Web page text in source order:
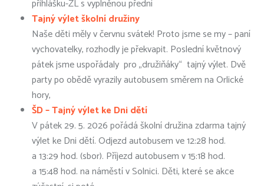
přihlášku-ZL s vyplněnou přední
Tajný výlet školní družiny
Naše děti měly v červnu svátek! Proto jsme se my – paní
vychovatelky, rozhodly je překvapit. Poslední květnový
pátek jsme uspořádaly pro „družiňáky“ tajný výlet. Dvě
party po obědě vyrazily autobusem směrem na Orlické
hory,
ŠD – Tajný výlet ke Dni dětí
V pátek 29. 5. 2026 pořádá školní družina zdarma tajný
výlet ke Dni dětí. Odjezd autobusem ve 12:28 hod.
a 13:29 hod. (sbor). Příjezd autobusem v 15:18 hod.
a 15:48 hod. na náměstí v Solnici. Děti, které se akce